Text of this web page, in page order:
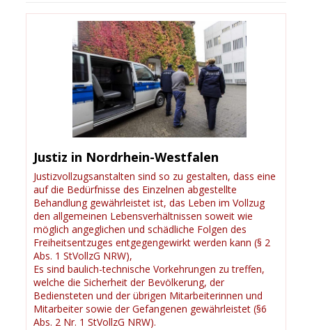
Justiz in Nordrhein-Westfalen
Justizvollzugsanstalten sind so zu gestalten, dass eine
auf die Bedürfnisse des Einzelnen abgestellte
Behandlung gewährleistet ist, das Leben im Vollzug
den allgemeinen Lebensverhältnissen soweit wie
möglich angeglichen und schädliche Folgen des
Freiheitsentzuges entgegengewirkt werden kann (§ 2
Abs. 1 StVollzG NRW),
Es sind baulich-technische Vorkehrungen zu treffen,
welche die Sicherheit der Bevölkerung, der
Bediensteten und der übrigen Mitarbeiterinnen und
Mitarbeiter sowie der Gefangenen gewährleistet (§6
Abs. 2 Nr. 1 StVollzG NRW).